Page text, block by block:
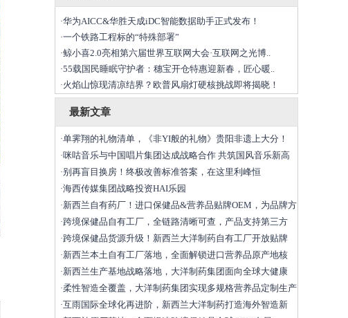
·华为AICC&华胜天成iDC智能数据助手正式发布！
·一个铁路工程标的“特殊部署”
·鲸小喜2.0亮相第六届世界互联网大会·互联网之光博..
·55载国民睡眠守护者：穗宝开仓特惠迎新春，匠心暖..
·火焰山惊现清凉结界？欧普风扇灯硬核挑战即将揭晓！
最新文章
·单霁翔的礼物清单，《非YI般的礼物》贵阳非遗上大分！
·咪咕音乐与中国唱片集团达成战略合作 共筑国风音乐新高
·​别再盲目换房！终极改善标准答案，在这里利峰恒
·海西传媒集团战略投资HAI乐园
·新西兰自有药厂！进口保健品&营养品贴牌OEM，为品牌方
·跨境保健品自有工厂，全链路清晰可查，产品支持第三方
·跨境保健品货源升级！新西兰大洋制药自有工厂开放贴牌
·新西兰本土自有工厂落地，全面解锁进口营养品原产地核
·新西兰生产基地战略落地，大洋制药集团面向全球大健康
·柔性智造全覆盖，大洋制药集团实现多规格营养品定制生产
·互雨国际全球化再进阶，新西兰大洋制药打造海外智造新